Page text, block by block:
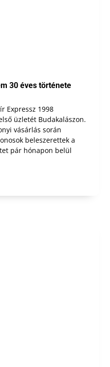
30 éves története
Expressz 1998
üzletét Budakalászon.
vásárlás során
beleszerettek a
pár hónapon belül